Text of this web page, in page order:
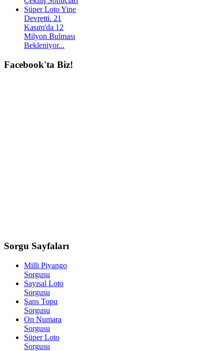
Süper Loto Yine
Devretti. 21
Kasım'da 12
Milyon Bulması
Bekleniyor...
Facebook'ta Biz!
Sorgu Sayfaları
Milli Piyango
Sorgusu
Sayısal Loto
Sorgusu
Şans Topu
Sorgusu
On Numara
Sorgusu
Süper Loto
Sorgusu